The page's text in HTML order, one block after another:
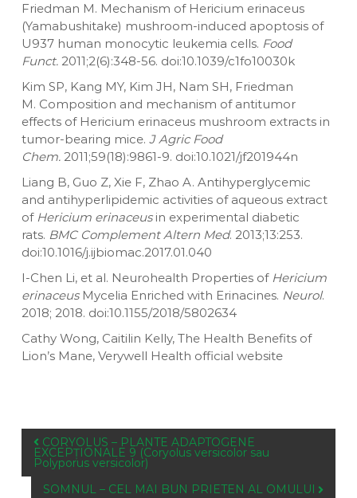
Friedman M. Mechanism of Hericium erinaceus
(Yamabushitake) mushroom-induced apoptosis of
U937 human monocytic leukemia cells. Food
Funct.2011;2(6):348-56. doi:10.1039/c1fo10030k
Kim SP, Kang MY, Kim JH, Nam SH, Friedman
M. Composition and mechanism of antitumor
effects of Hericium erinaceus mushroom extracts in
tumor-bearing mice. J Agric Food
Chem.2011;59(18):9861-9. doi:10.1021/jf201944n
Liang B, Guo Z, Xie F, Zhao A. Antihyperglycemic
and antihyperlipidemic activities of aqueous extract
of Hericium erinaceusin experimental diabetic
rats. BMC Complement Altern Med. 2013;13:253.
doi:10.1016/j.ijbiomac.2017.01.040
I-Chen Li, et al. Neurohealth Properties of Hericium
erinaceusMycelia Enriched with Erinacines. Neurol.
2018; 2018. doi:10.1155/2018/5802634
Cathy Wong, Caitilin Kelly, The Health Benefits of
Lion’s Mane, Verywell Health official website
s
CORYOLUS – PLANTE ADAPTOGENE
EXCEPȚIONALE 9 (Coryolus versicolor sau
Polyporus versicolor)
SOMNUL – CEL MAI BUN PRIETEN AL OMULUI